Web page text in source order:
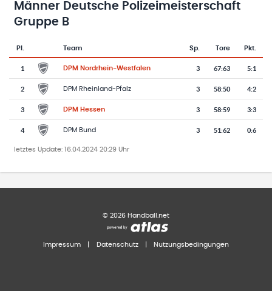
Männer Deutsche Polizeimeisterschaft
Gruppe B
Tabelle mit Vereinsplatzierungen, Spielen, Toren und Punkten
Pl.
Team-Logo
Team Sp. Tore Pkt.
1 DPM Nordrhein-Westfalen 3 67:63 5:1
2 DPM Rheinland-Pfalz 3 58:50 4:2
3 DPM Hessen 3 58:59 3:3
4 DPM Bund 3 51:62 0:6
letztes Update: 16.04.2024 20:29 Uhr
© 2026 Handball.net
Impressum Datenschutz Nutzungsbedingungen